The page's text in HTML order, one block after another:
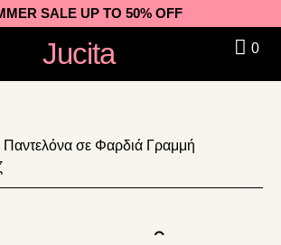
SALE UP TO 50% OFF
Jucita 0
Παντελόνα σε Φαρδιά Γραμμή